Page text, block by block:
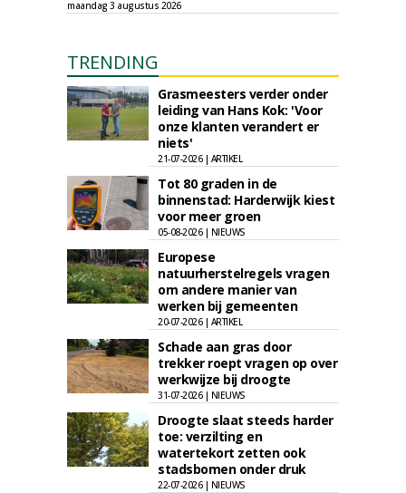
maandag 3 augustus 2026
TRENDING
Grasmeesters verder onder
leiding van Hans Kok: 'Voor
onze klanten verandert er
niets'
21-07-2026 | ARTIKEL
Tot 80 graden in de
binnenstad: Harderwijk kiest
voor meer groen
05-08-2026 | NIEUWS
Europese
natuurherstelregels vragen
om andere manier van
werken bij gemeenten
20-07-2026 | ARTIKEL
Schade aan gras door
trekker roept vragen op over
werkwijze bij droogte
31-07-2026 | NIEUWS
Droogte slaat steeds harder
toe: verzilting en
watertekort zetten ook
stadsbomen onder druk
22-07-2026 | NIEUWS